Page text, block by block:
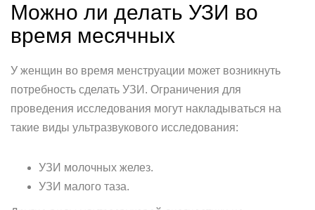
Можно ли делать УЗИ во
время месячных
У женщин во время менструации может возникнуть
потребность сделать УЗИ. Ограничения для
проведения исследования могут накладываться на
такие виды ультразвукового исследования:
УЗИ молочных желез.
УЗИ малого таза.